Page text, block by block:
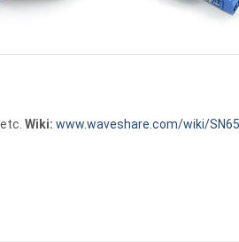
Wiki: www.waveshare.com/wiki/